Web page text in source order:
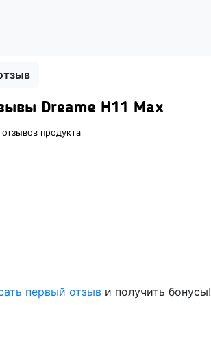
Dreame H11 Max
отзывов продукта
первый отзыв и получить бонусы!